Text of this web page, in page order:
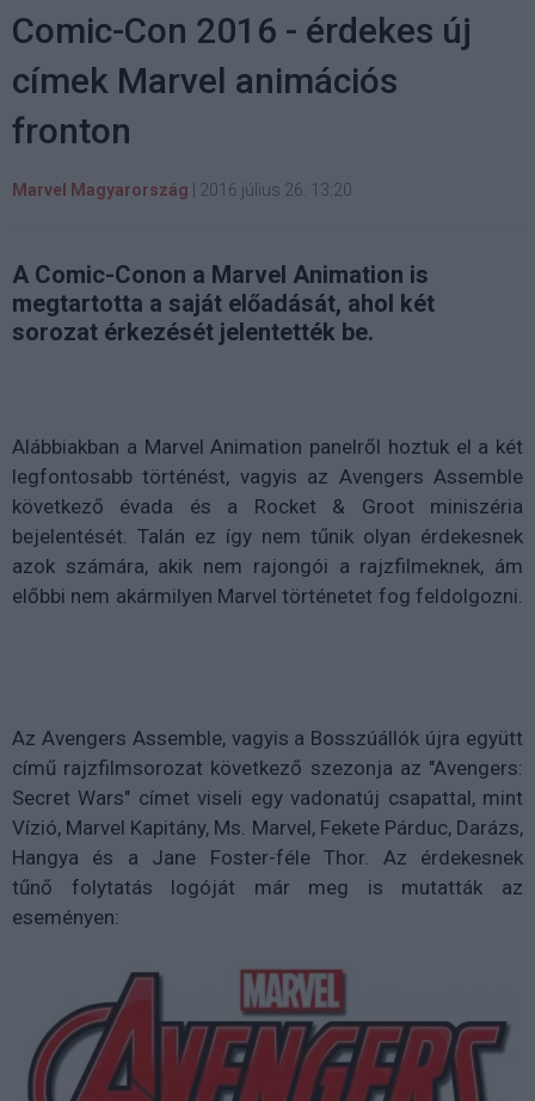
Comic-Con 2016 - érdekes új
címek Marvel animációs
fronton
Marvel Magyarország 2016 július 26. 13:20
A Comic-Conon a Marvel Animation is
megtartotta a saját előadását, ahol két
sorozat érkezését jelentették be.
Alábbiakban a Marvel Animation panelről hoztuk el a két
legfontosabb történést, vagyis az Avengers Assemble
következő évada és a Rocket & Groot miniszéria
bejelentését. Talán ez így nem tűnik olyan érdekesnek
azok számára, akik nem rajongói a rajzfilmeknek, ám
előbbi nem akármilyen Marvel történetet fog feldolgozni.
Az Avengers Assemble, vagyis a Bosszúállók újra együtt
című rajzfilmsorozat következő szezonja az "Avengers:
Secret Wars" címet viseli egy vadonatúj csapattal, mint
Vízió, Marvel Kapitány, Ms. Marvel, Fekete Párduc, Darázs,
Hangya és a Jane Foster-féle Thor. Az érdekesnek
tűnő folytatás logóját már meg is mutatták az
eseményen: